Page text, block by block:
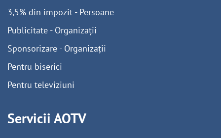
3,5% din impozit - Persoane
Publicitate - Organizații
Sponsorizare - Organizații
Pentru biserici
Pentru televiziuni
Servicii AOTV